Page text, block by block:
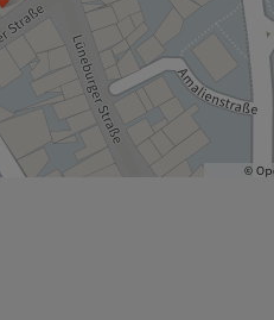
sagen